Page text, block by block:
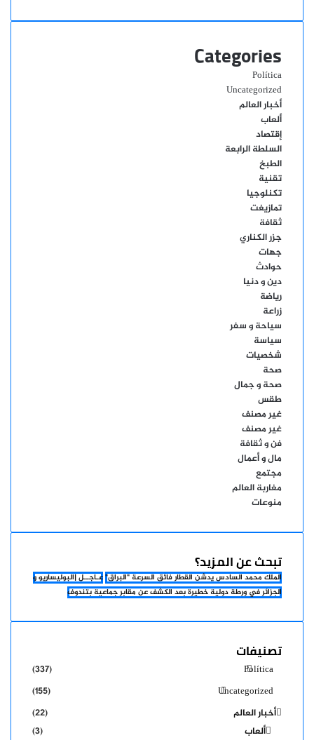
Categories
Política
Uncategorized
أخبار العالم
ألعاب
إقتصاد
السلطة الرابعة
الطبخ
تقنية
تكنلوجيا
تمازيغت
ثقافة
جزر الكناري
جهات
حوادث
دين و دنيا
رياضة
زراعة
سياحة و سفر
سياسة
شخصيات
صحة
صحة و جمال
طقس
غير مصنف
غير مصنف
فن و ثقافة
مال و أعمال
مجتمع
مغاربة العالم
منوعات
تبحث عن المزيد؟
الملك محمد السادس يدشن القطار فائق السرعة "البراق"عـاجــل |البوليساريو و
الجزائر في ورطة دولية خطيرة بعد الكشف عن مقابر جماعية بتندوف
تصنيفات
Política
(337)
Uncategorized
(155)
أخبار العالم
(22)
ألعاب
(3)